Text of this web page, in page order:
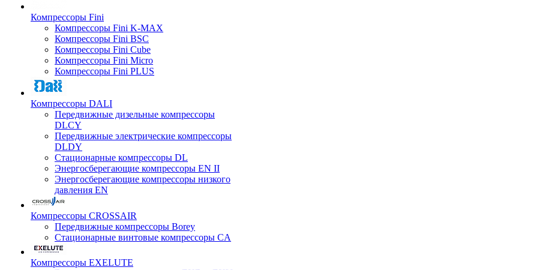
Компрессоры Fini
Компрессоры Fini K-MAX
Компрессоры Fini BSC
Компрессоры Fini Cube
Компрессоры Fini Micro
Компрессоры Fini PLUS
Компрессоры DALI
Передвижные дизельные компрессоры
DLCY
Передвижные электрические компрессоры
DLDY
Стационарные компрессоры DL
Энергосберегающие компрессоры EN II
Энергосберегающие компрессоры низкого
давления EN
Компрессоры CROSSAIR
Передвижные компрессоры Borey
Стационарные винтовые компрессоры CA
Компрессоры EXELUTE